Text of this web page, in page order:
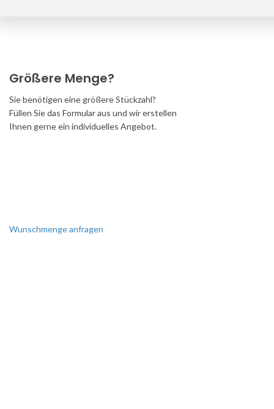
Größere Menge?
Sie benötigen eine größere Stückzahl?
Füllen Sie das Formular aus und wir erstellen
Ihnen gerne ein individuelles Angebot.
Wunschmenge anfragen